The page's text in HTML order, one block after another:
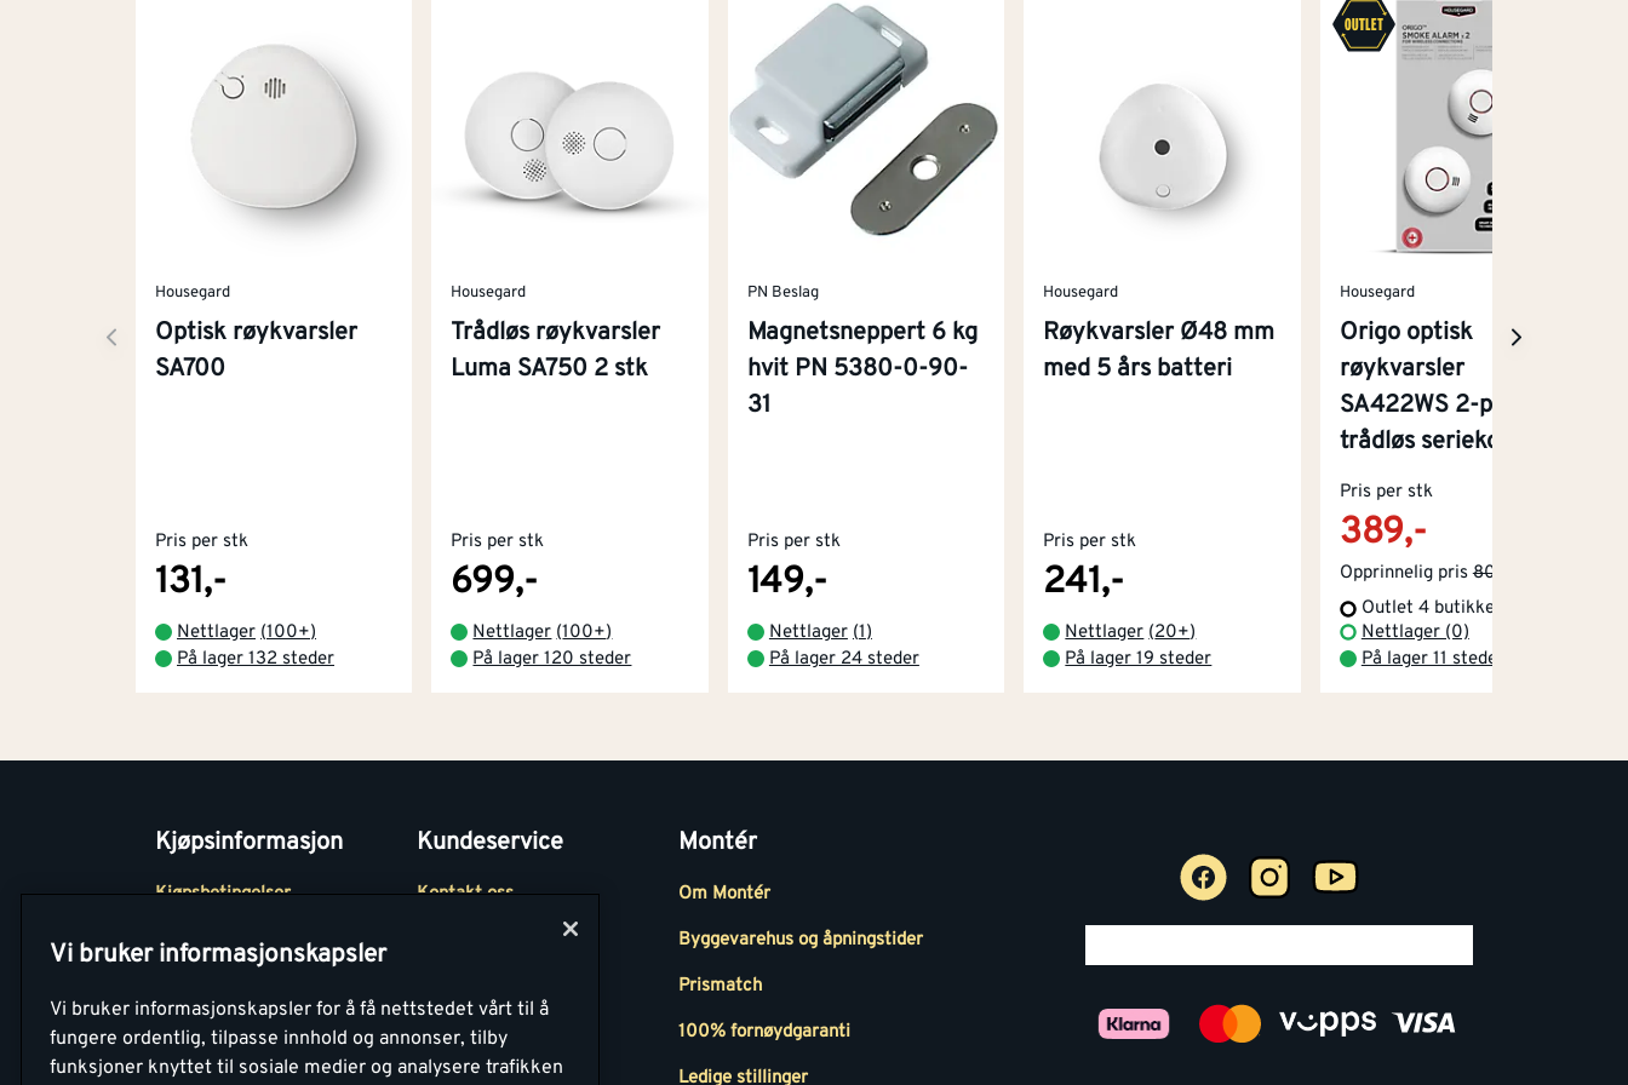
Housegard
Optisk røykvarsler
SA700
Pris per stk
131,-
Nettlager (100+)
På lager 132 steder
Housegard
Trådløs røykvarsler
Luma SA750 2 stk
Pris per stk
699,-
Nettlager (100+)
På lager 120 steder
PN Beslag
Magnetsneppert 6 kg
hvit PN 5380-0-90-
31
Pris per stk
149,-
Nettlager (1)
På lager 24 steder
Housegard
Røykvarsler Ø48 mm
med 5 års batteri
Pris per stk
241,-
Nettlager (20+)
På lager 19 steder
Housegard
Origo optisk
røykvarsler
SA422WS 2-pak med
trådløs seriekobling
Pris per stk
389,-
Opprinnelig pris 808,-
Outlet 4 butikker
Nettlager (0)
På lager 11 steder
Kjøpsinformasjon
Kjøpsbetingelser
Betaling
Retur- og
angrerettsskjema
Kundeservice
Kontakt oss
Medlemsavtaler
Montér Bedrift
Montér
Om Montér
Byggevarehus og åpningstider
Prismatch
100% fornøydgaranti
Ledige stillinger
Vi bruker informasjonskapsler
Vi bruker informasjonskapsler for å få nettstedet vårt til å
fungere ordentlig, tilpasse innhold og annonser, tilby
funksjoner knyttet til sosiale medier og analysere trafikken